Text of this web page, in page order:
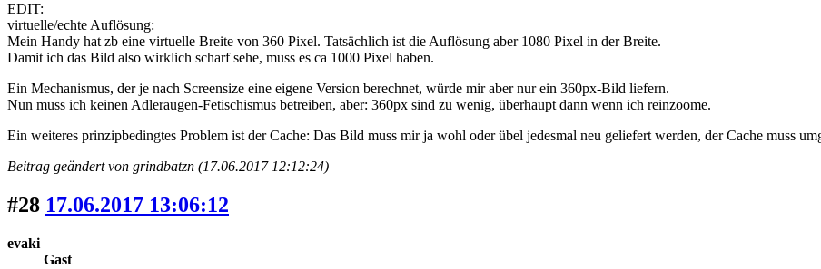
EDIT:
virtuelle/echte Auflösung:
Mein Handy hat zb eine virtuelle Breite von 360 Pixel. Tatsächlich ist die Auflösung aber 1080 Pixel in der Breite.
Damit ich das Bild also wirklich scharf sehe, muss es ca 1000 Pixel haben.
Ein Mechanismus, der je nach Screensize eine eigene Version berechnet, würde mir aber nur ein 360px-Bild liefern.
Nun muss ich keinen Adleraugen-Fetischismus betreiben, aber: 360px sind zu wenig, überhaupt dann wenn ich reinzoome.
Ein weiteres prinzipbedingtes Problem ist der Cache: Das Bild muss mir ja wohl oder übel jedesmal neu geliefert werden, der Cache muss
Beitrag geändert von grindbatzn (17.06.2017 12:12:24)
#28 17.06.2017 13:06:12
evaki
Gast